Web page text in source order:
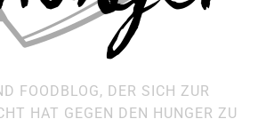
FOODBLOG, DER SICH ZUR
HAT GEGEN DEN HUNGER ZU